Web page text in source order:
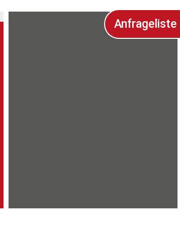
Anfrageliste